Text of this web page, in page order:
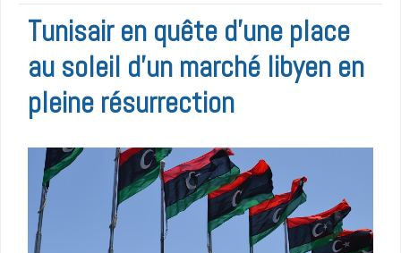
Tunisair en quête d’une place
au soleil d’un marché libyen en
pleine résurrection